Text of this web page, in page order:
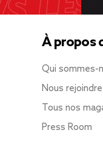
À propos
Qui sommes-
Nous rejoindre
Tous nos
Press Room